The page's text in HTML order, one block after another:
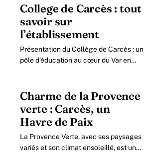
digitalisation.
College de Carcès : tout
savoir sur
l’établissement
Présentation du Collège de Carcès : un
pôle d’éducation au cœur du Var en
de Carcès joue.
Charme de la Provence
verte : Carcès, un
Havre de Paix
La Provence Verte, avec ses paysages
variés et son climat ensoleillé, est une